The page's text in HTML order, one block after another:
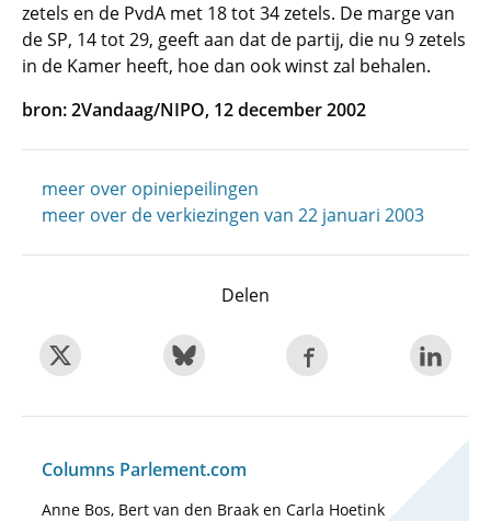
zetels en de PvdA met 18 tot 34 zetels. De marge van
de SP, 14 tot 29, geeft aan dat de partij, die nu 9 zetels
in de Kamer heeft, hoe dan ook winst zal behalen.
bron: 2Vandaag/NIPO, 12 december 2002
meer over opiniepeilingen
meer over de verkiezingen van 22 januari 2003
Delen
Columns Parlement.com
Anne Bos, Bert van den Braak en Carla Hoetink